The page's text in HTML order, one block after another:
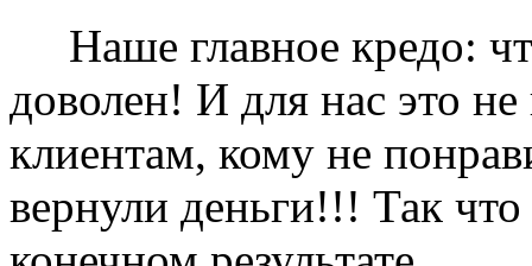
Наше главное кредо:
доволен! И для нас это
клиентам, кому не
вернули деньги!!! Так